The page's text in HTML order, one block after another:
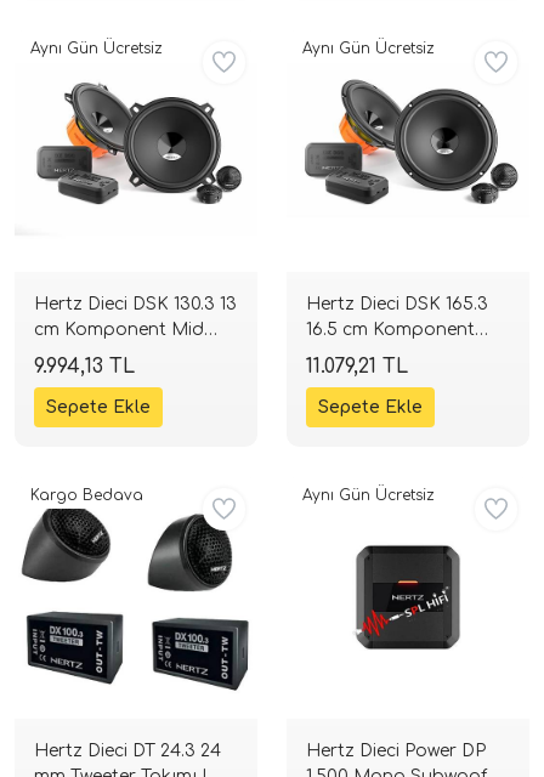
Hertz Dieci DSK 130.3 13
cm Komponent Mid
Takımı | 120W 4 Ohm |
SPLHIFI
9.994,13 TL
Aynı Gün Ücretsiz
Hertz Dieci DSK 165.3
16.5 cm Komponent
Mid Takımı | 160W 4
Ohm | SPLHIFI
11.079,21 TL
Aynı Gün Ücretsiz
Hertz Dieci DT 24.3 24
Kargo Bedava
Hertz Dieci Power DP
Aynı Gün Ücretsiz